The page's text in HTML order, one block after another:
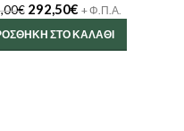
€ 292,50€ + Φ.Π.Α.
ΣΤΟ ΚΑΛΆΘΙ